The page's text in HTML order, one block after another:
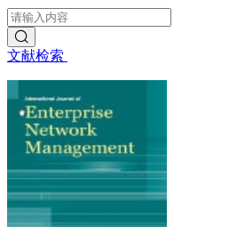
文献检索